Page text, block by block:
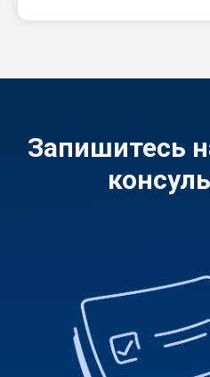
Запишитесь